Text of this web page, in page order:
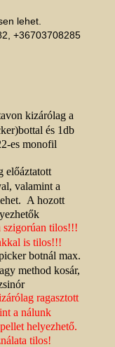
lehet.
+36703708285
kizárólag a
és 1db
es monofil
valamint a
A hozott
szigorúan tilos!!!
is tilos!!!
botnál max.
method kosár,
ragasztott
a nálunk
helyezhető.
tilos!